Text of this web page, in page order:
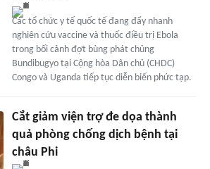
Các tổ chức y tế quốc tế đang đẩy nhanh
nghiên cứu vaccine và thuốc điều trị Ebola
trong bối cảnh đợt bùng phát chủng
Bundibugyo tại Cộng hòa Dân chủ (CHDC)
Congo và Uganda tiếp tục diễn biến phức tạp.
Cắt giảm viện trợ đe dọa thành
quả phòng chống dịch bệnh tại
châu Phi